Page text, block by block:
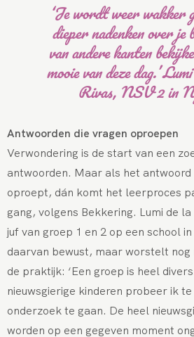
‘Je wordt weer wakker
dieper nadenken over je
van andere kanten
mooie van deze dag.’
Rivas, NSV 2 in
Antwoorden die vragen oproepen
Verwondering is de start van een
antwoorden. Maar als het
oproept, dán komt het leerproces
gang, volgens Bekkering. Lumi de
juf van groep 1 en 2 op een school
daarvan bewust, maar worstelt
de praktijk: ‘Een groep is heel
nieuwsgierige kinderen probeer ik
onderzoek te gaan. De heel
worden op een gegeven moment